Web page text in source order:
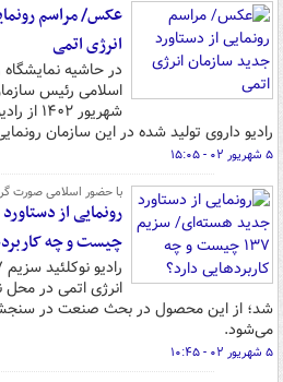
عکس/ مراسم
انرژی اتمی
در حاشیه
رادیو داروی تولید شده در این سازمان
۵ شهریور ۰۲ - ۱۵:۰۵
با حضور اسلامی صورت
چیست و چه
انرژی اتمی در محل
شد؛ از این محصول در بحث صنعت در
می‌شود.
۵ شهریور ۰۲ - ۱۰:۴۵